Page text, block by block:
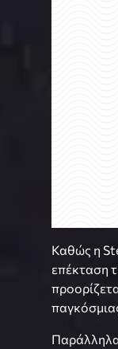
Καθώς η
επέκταση